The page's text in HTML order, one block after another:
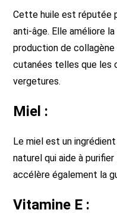
Cette huile est réputée
anti-âge. Elle améliore
production de
cutanées telles que les
vergetures.
Miel :
Le miel est un
naturel qui aide à
accélère également la
Vitamine E :